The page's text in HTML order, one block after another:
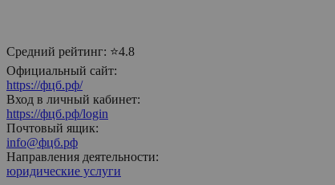
Средний рейтинг: ⭐4.8
Официальный сайт:
https://фцб.рф/
Вход в личный кабинет:
https://фцб.рф/login
Почтовый ящик:
info@фцб.рф
Направления деятельности:
юридические услуги